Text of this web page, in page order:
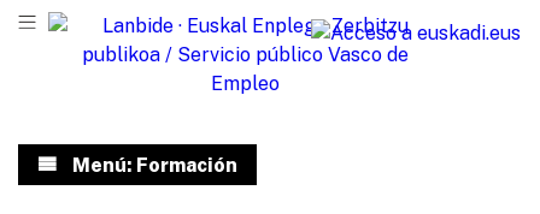
Menú: Formación